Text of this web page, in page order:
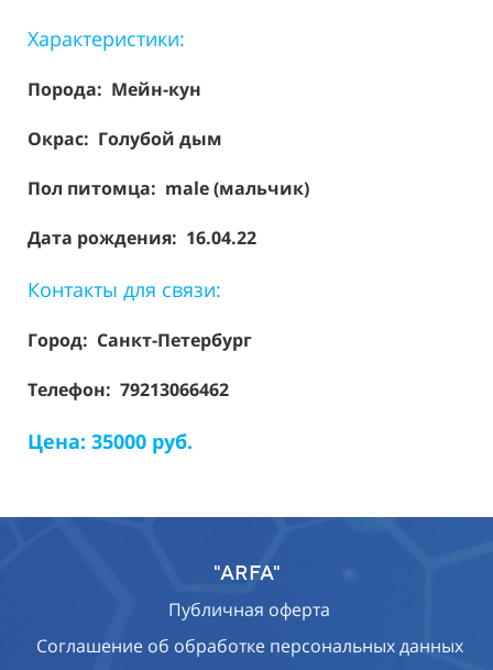
Характеристики:
Порода: Мейн-кун
Окрас: Голубой дым
Пол питомца: male (мальчик)
Дата рождения: 16.04.22
Контакты для связи:
Город: Санкт-Петербург
Телефон: 79213066462
Цена: 35000 руб.
"ARFA"
Публичная оферта
Соглашение об обработке персональных данных